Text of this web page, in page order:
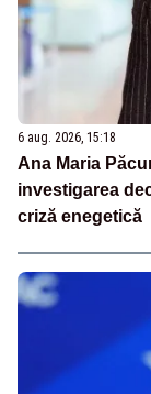
6 aug. 2026, 15:18
Ana Maria
investigarea
criză enegetică